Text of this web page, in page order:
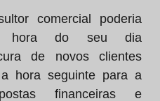
comercial poderia
hora do seu dia
de novos clientes
hora seguinte para a
financeiras e